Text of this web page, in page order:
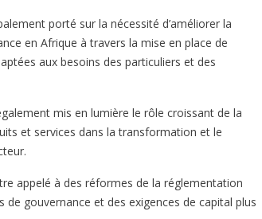
porté sur la nécessité d’améliorer la
en Afrique à travers la mise en place de
aux besoins des particuliers et des
mis en lumière le rôle croissant de la
et services dans la transformation et le
appelé à des réformes de la réglementation
de gouvernance et des exigences de capital plus